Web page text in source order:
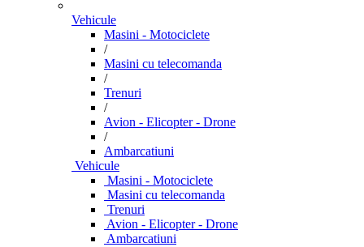
Vehicule
Masini - Motociclete
/
Masini cu telecomanda
/
Trenuri
/
Avion - Elicopter - Drone
/
Ambarcatiuni
Vehicule
Masini - Motociclete
Masini cu telecomanda
Trenuri
Avion - Elicopter - Drone
Ambarcatiuni